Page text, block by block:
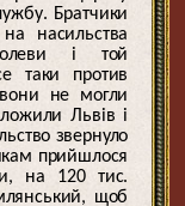
Братчики
насильства
і той
таки против
вони не могли
Львів і
звернуло
прийшлося
на 120 тис.
щоб